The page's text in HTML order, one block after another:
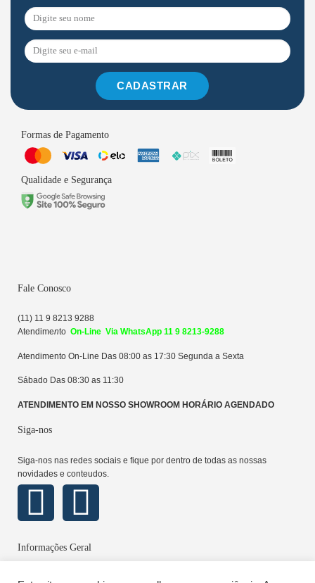
CADASTRAR
Formas de Pagamento
Qualidade e Segurança
Fale Conosco
(11) 11 9 8213 9288
Atendimento On-Line Via WhatsApp 11 9 8213-9288
Atendimento On-Line Das 08:00 as 17:30 Segunda a Sexta
Sábado Das 08:30 as 11:30
ATENDIMENTO EM NOSSO SHOWROOM HORÁRIO AGENDADO
Siga-nos
Siga-nos nas redes sociais e fique por dentro de todas as nossas
novidades e conteudos.
Informações Geral